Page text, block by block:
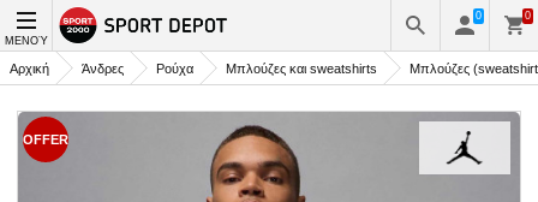
ΜΕΝΟΎ
0 0
Αρχική Άνδρες Ρούχα Μπλούζες και sweatshirts Μπλούζες
OFFER